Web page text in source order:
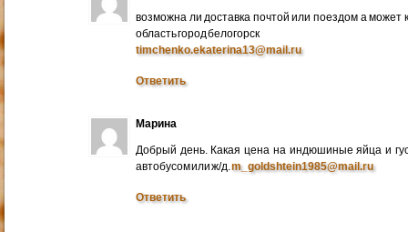
возможна ли доставка почтой или поездом а
область город белогорск
timchenko.ekaterina13@mail.ru
Ответить
Марина
Добрый день. Какая цена на индюшиные яйца и
автобусом или ж/д.m_goldshtein1985@mail.ru
Ответить